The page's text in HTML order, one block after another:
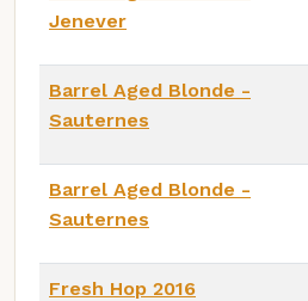
Jenever
Barrel Aged Blonde -
Sauternes
Barrel Aged Blonde -
Sauternes
Fresh Hop 2016